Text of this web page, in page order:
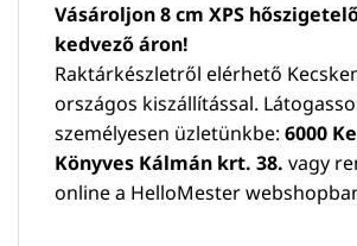
Vásároljon 8 cm XPS
kedvező áron!
Raktárkészletről elérhető
országos kiszállítással.
személyesen üzletünkbe: 6000
Könyves Kálmán krt. 38. vagy
online a HelloMester